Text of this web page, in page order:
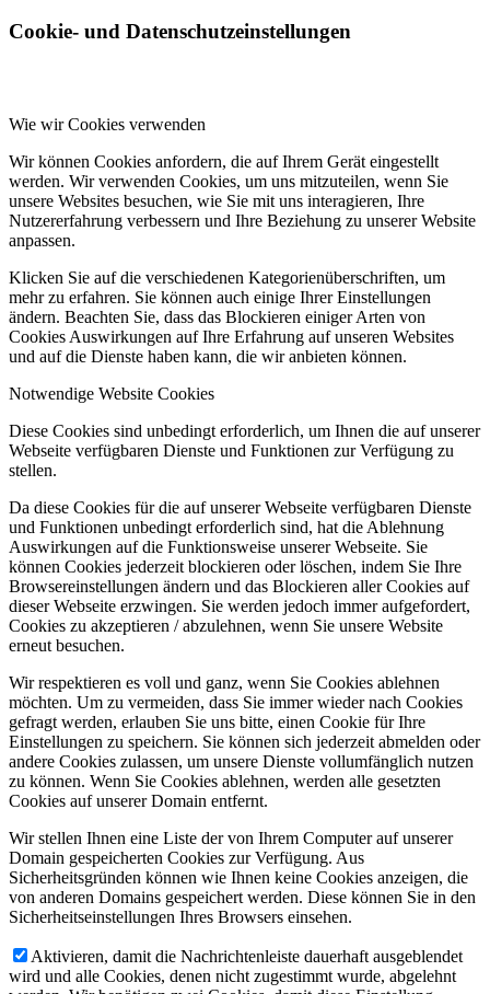
Cookie- und Datenschutzeinstellungen
Wie wir Cookies verwenden
Wir können Cookies anfordern, die auf Ihrem Gerät eingestellt
werden. Wir verwenden Cookies, um uns mitzuteilen, wenn Sie
unsere Websites besuchen, wie Sie mit uns interagieren, Ihre
Nutzererfahrung verbessern und Ihre Beziehung zu unserer Website
anpassen.
Klicken Sie auf die verschiedenen Kategorienüberschriften, um
mehr zu erfahren. Sie können auch einige Ihrer Einstellungen
ändern. Beachten Sie, dass das Blockieren einiger Arten von
Cookies Auswirkungen auf Ihre Erfahrung auf unseren Websites
und auf die Dienste haben kann, die wir anbieten können.
Notwendige Website Cookies
Diese Cookies sind unbedingt erforderlich, um Ihnen die auf unserer
Webseite verfügbaren Dienste und Funktionen zur Verfügung zu
stellen.
Da diese Cookies für die auf unserer Webseite verfügbaren Dienste
und Funktionen unbedingt erforderlich sind, hat die Ablehnung
Auswirkungen auf die Funktionsweise unserer Webseite. Sie
können Cookies jederzeit blockieren oder löschen, indem Sie Ihre
Browsereinstellungen ändern und das Blockieren aller Cookies auf
dieser Webseite erzwingen. Sie werden jedoch immer aufgefordert,
Cookies zu akzeptieren / abzulehnen, wenn Sie unsere Website
erneut besuchen.
Wir respektieren es voll und ganz, wenn Sie Cookies ablehnen
möchten. Um zu vermeiden, dass Sie immer wieder nach Cookies
gefragt werden, erlauben Sie uns bitte, einen Cookie für Ihre
Einstellungen zu speichern. Sie können sich jederzeit abmelden oder
andere Cookies zulassen, um unsere Dienste vollumfänglich nutzen
zu können. Wenn Sie Cookies ablehnen, werden alle gesetzten
Cookies auf unserer Domain entfernt.
Wir stellen Ihnen eine Liste der von Ihrem Computer auf unserer
Domain gespeicherten Cookies zur Verfügung. Aus
Sicherheitsgründen können wie Ihnen keine Cookies anzeigen, die
von anderen Domains gespeichert werden. Diese können Sie in den
Sicherheitseinstellungen Ihres Browsers einsehen.
Aktivieren, damit die Nachrichtenleiste dauerhaft ausgeblendet
wird und alle Cookies, denen nicht zugestimmt wurde, abgelehnt